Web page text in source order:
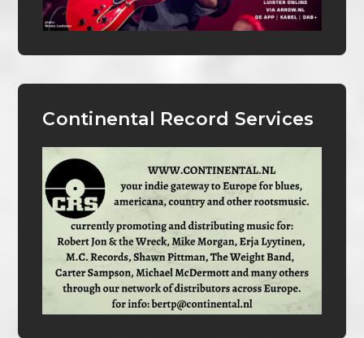
Continental Record Services